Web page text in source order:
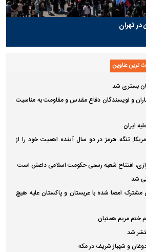
در تهران
ترین عناوین
بستری شد
و نویسندگان دفاع مقدس و مقاومت به مناسبت
ایران
تنگه هرمز در دو سال آینده اهمیت خود را از
افتتاح شعبه رسمی حکومت اسلامی داعش است
شد
مشترک امضا شده با عربستان و پاکستان علیه هیچ
ختم مریم همتیان
شد
و شهباز شریف در مکه